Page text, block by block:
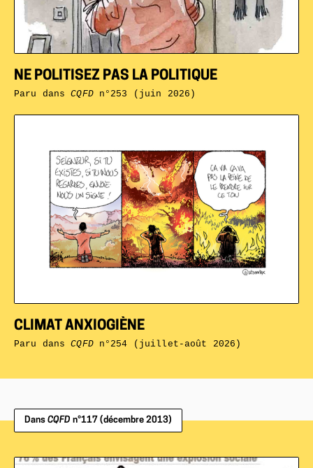
CLIMAT ANXIOGIÈNE
Paru dansCQFDn°254 (juillet-août 2026)
NE POLITISEZ PAS LA POLITIQUE
Paru dansCQFDn°253 (juin 2026)
Dans CQFD n°117 (décembre 2013)